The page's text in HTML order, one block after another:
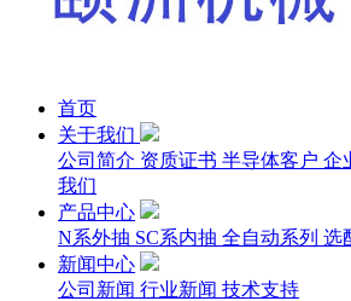
首页
关于我们
公司简介 资质证书 半导体客户 企
我们
产品中心
N系外抽 SC系内抽 全自动系列 选
新闻中心
公司新闻 行业新闻 技术支持